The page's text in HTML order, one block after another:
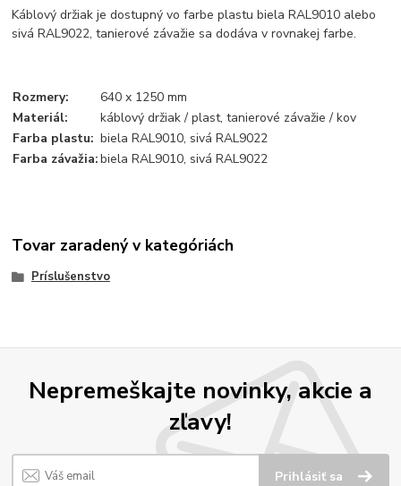
Káblový držiak je dostupný vo farbe plastu biela RAL9010 alebo
sivá RAL9022, tanierové závažie sa dodáva v rovnakej farbe.
Rozmery:
640 x 1250 mm
Materiál:
káblový držiak / plast, tanierové závažie / kov
Farba plastu: biela RAL9010, sivá RAL9022
Farba závažia:biela RAL9010, sivá RAL9022
Tovar zaradený v kategóriách
Príslušenstvo
Nepremeškajte novinky, akcie a
zľavy!
Prihlásiť sa